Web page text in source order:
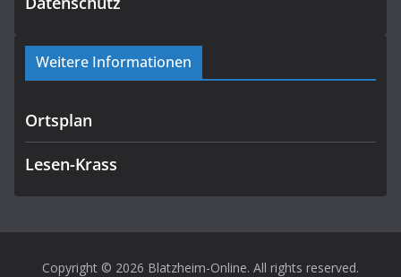
Weitere Informationen
Ortsplan
Lesen-Krass
Copyright © 2026 Blatzheim-Online. All rights reserved.